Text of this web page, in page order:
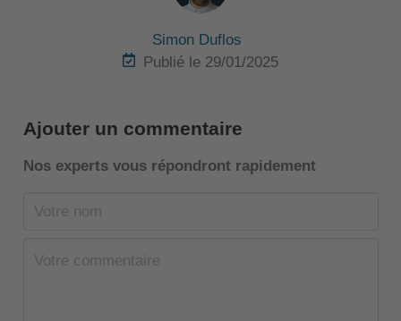
Simon Duflos
Publié le 29/01/2025
Ajouter un commentaire
Nos experts vous répondront rapidement